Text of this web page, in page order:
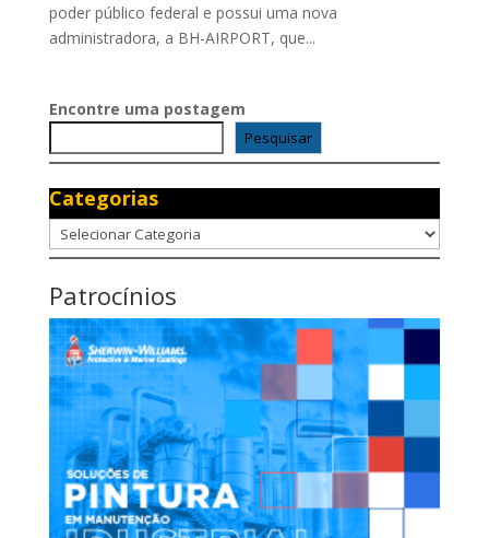
poder público federal e possui uma nova
administradora, a BH-AIRPORT, que...
Encontre uma postagem
Pesquisar
Categorias
Categorias
Patrocínios